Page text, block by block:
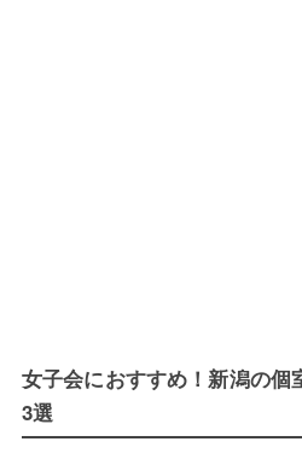
女子会におすすめ！新潟の個
3選